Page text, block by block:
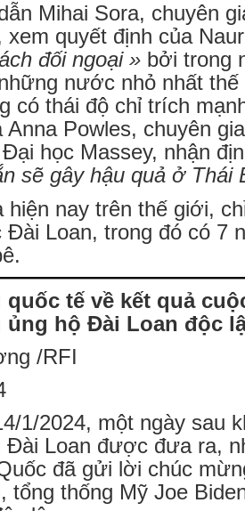
Mihai Sora, chuyên
xem quyết định của
đối ngoại » bởi trong
nước nhỏ nhất
có thái độ chỉ trích
Anna Powles, chuyên
học Massey, nhận
sẽ gây hậu quả ở
hiện nay trên thế giới,
Đài Loan, trong đó có 7
quốc tế về kết quả
ủng hộ Đài Loan độc
/RFI
1/2024, một ngày sau
Đài Loan được đưa ra,
đã gửi lời chúc
tổng thống Mỹ Joe